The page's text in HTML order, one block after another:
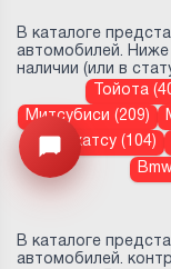
Открыть меню
В каталоге
автомобилей.
наличии (или в
Тойота
Митсубиси (209)
Дайхатсу (104)
В каталоге
автомобилей.